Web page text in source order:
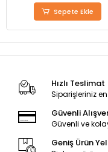
Sepete Ekle
Hızlı Teslimat
Siparişleriniz
Güvenli
Güvenli ve
Geniş Ürün